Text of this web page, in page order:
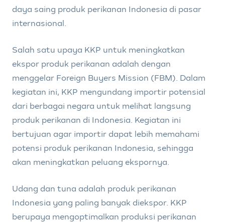
daya saing produk perikanan Indonesia di pasar
internasional.
Salah satu upaya KKP untuk meningkatkan
ekspor produk perikanan adalah dengan
menggelar Foreign Buyers Mission (FBM). Dalam
kegiatan ini, KKP mengundang importir potensial
dari berbagai negara untuk melihat langsung
produk perikanan di Indonesia. Kegiatan ini
bertujuan agar importir dapat lebih memahami
potensi produk perikanan Indonesia, sehingga
akan meningkatkan peluang ekspornya.
Udang dan tuna adalah produk perikanan
Indonesia yang paling banyak diekspor. KKP
berupaya mengoptimalkan produksi perikanan